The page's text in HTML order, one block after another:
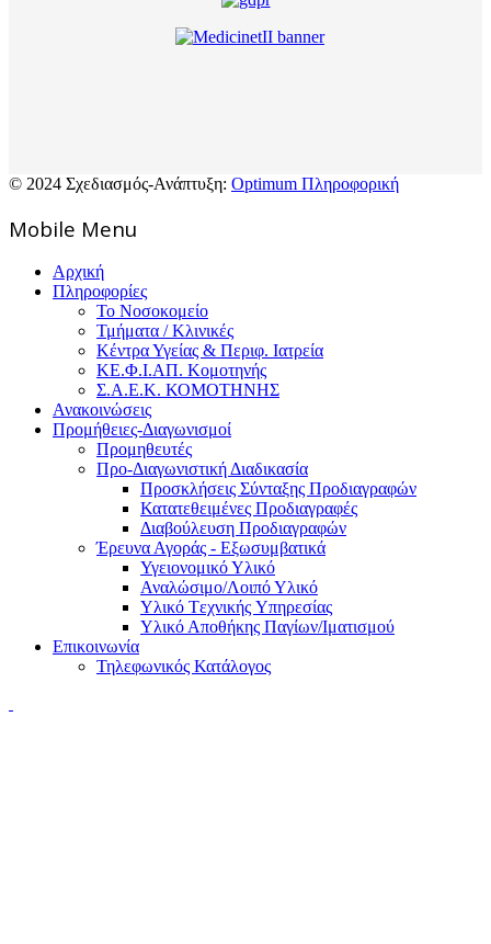
© 2024 Σχεδιασμός-Ανάπτυξη: Optimum Πληροφορική
Mοbile Menu
Αρχική
Πληροφορίες
Το Νοσοκομείο
Τμήματα / Κλινικές
Κέντρα Υγείας & Περιφ. Ιατρεία
ΚΕ.Φ.Ι.ΑΠ. Κομοτηνής
Σ.Α.Ε.Κ. ΚΟΜΟΤΗΝΗΣ
Ανακοινώσεις
Προμήθειες-Διαγωνισμοί
Προμηθευτές
Προ-Διαγωνιστική Διαδικασία
Προσκλήσεις Σύνταξης Προδιαγραφών
Κατατεθειμένες Προδιαγραφές
Διαβούλευση Προδιαγραφών
Έρευνα Αγοράς - Εξωσυμβατικά
Υγειονομικό Υλικό
Αναλώσιμο/Λοιπό Υλικό
Υλικό Tεχνικής Yπηρεσίας
Υλικό Αποθήκης Παγίων/Ιματισμού
Επικοινωνία
Τηλεφωνικός Κατάλογος